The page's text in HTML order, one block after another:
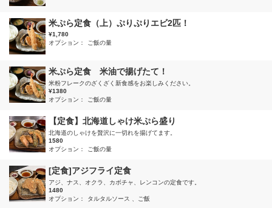
米ぷら定食（上）ぷりぷりエビ2匹！
¥1,780
オプション：
ご飯の量
米ぷら定食 米油で揚げたて！
米粉フレークのざくざく新食感をお楽しみください。
¥1380
オプション：
ご飯の量
【定食】北海道しゃけ米ぷら盛り
北海道のしゃけを贅沢に一切れを揚げてます。
1580
オプション：
ご飯の量
[定食]アジフライ定食
アジ、ナス、オクラ、カボチャ、レンコンの定食です。
1480
オプション：
タルタルソース ご飯